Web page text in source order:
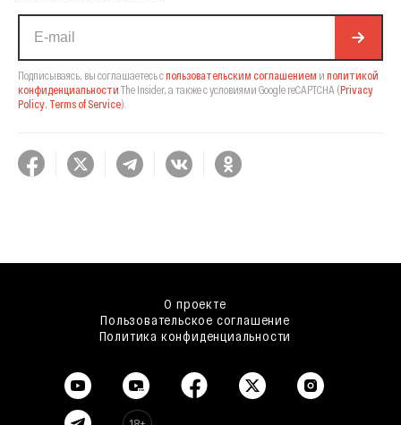
Подписываясь, вы соглашаетесь спользовательским соглашением и политикой
конфиденциальности The Insider, а также с условиями Google reCAPTCHA (Privacy
Policy Terms of Service).
О проекте
Пользовательское соглашение
Политика конфиденциальности